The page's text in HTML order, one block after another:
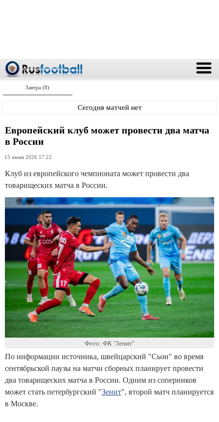
Завтра (8)
Сегодня матчей нет
Европейский клуб может провести два матча
в России
15 июня 2026 17:22
Клуб из европейского чемпионата может провести два
товарищеских матча в России.
Фото: ФК "Зенит"
По информации источника, швейцарский "Сьон" во время
сентябрьской паузы на матчи сборных планирует провести
два товарищеских матча в России. Одним из соперников
может стать петербургский "Зенит", второй матч планируется
в Москве.